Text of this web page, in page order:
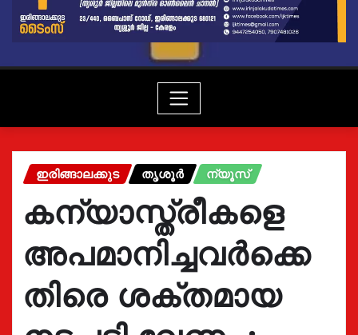
ഇരിങ്ങാലക്കുട തൃശൂർ ന്യൂസ്
കന്യാസ്ത്രീകളെ
അപമാനിച്ചവർക്കെ
തിരെ ശക്തമായ